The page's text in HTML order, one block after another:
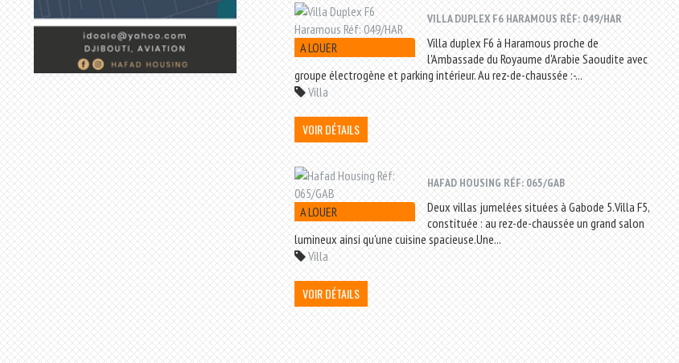
A LOUER
VILLA DUPLEX F6 HARAMOUS RÉF: 049/HAR
Villa duplex F6 à Haramous proche de
l'Ambassade du Royaume d'Arabie Saoudite avec
groupe électrogène et parking intérieur. Au rez-de-chaussée :-...
Villa
VOIR DÉTAILS
A LOUER
HAFAD HOUSING RÉF: 065/GAB
Deux villas jumelées situées à Gabode 5.Villa F5,
constituée : au rez-de-chaussée un grand salon
lumineux ainsi qu'une cuisine spacieuse.Une...
Villa
VOIR DÉTAILS